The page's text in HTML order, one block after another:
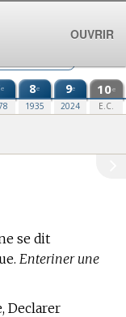
e 8e
1935
9e
2024
10e
E.C.
se dit
Enteriner une
Declarer
OUVRIR